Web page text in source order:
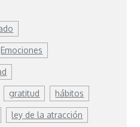
Emociones
gratitud hábitos
ley de la atracción